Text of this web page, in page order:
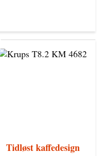
Tidløst kaffedesign